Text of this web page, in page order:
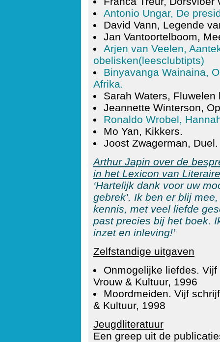
Antonio Ungar, De
David Vann, Legende
Jan Vantoortelboom,
Arjen van Veelen,
obelisken(leesclubtipts)
Binyavanga Wainaina,
Afrika.
Sarah Waters, Fluwelen
Jeannette Winterson,
Ronaldo Wrobel,
Mo Yan, Kikkers.
Joost Zwagerman, Duel.
Arthur Japin over de
in het Lexicon van
‘Hartelijk dank voor uw
gebrek’. Ik ben er blij
kennis, met veel liefde
past precies bij het boek.
inzet en inleving!’
Zelfstandige uitgaven
Onmogelijke liefdes.
Vrouw & Kultuur, 1996
Moordmeiden. Vijf
& Kultuur, 1998
Jeugdliteratuur
Een greep uit de